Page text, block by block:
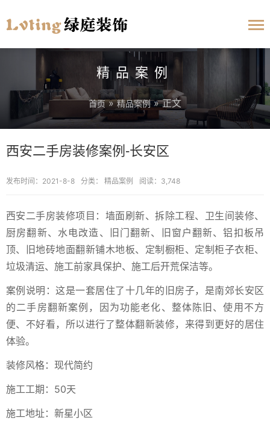
精品案例
首页 »精品案例» 正文
西安二手房装修案例-长安区
发布时间：2021-8-8 分类： 精品案例 阅读：3,748
西安二手房装修项目：墙面刷新、拆除工程、卫生间装修、
厨房翻新、水电改造、旧门翻新、旧窗户翻新、铝扣板吊
顶、旧地砖地面翻新铺木地板、定制橱柜、定制柜子衣柜、
垃圾清运、施工前家具保护、施工后开荒保洁等。
案例说明：这是一套居住了十几年的旧房子，是南郊长安区
的二手房翻新案例，因为功能老化、整体陈旧、使用不方
便、不好看，所以进行了整体翻新装修，来得到更好的居住
体验。
装修风格：现代简约
施工工期：50天
施工地址：新星小区